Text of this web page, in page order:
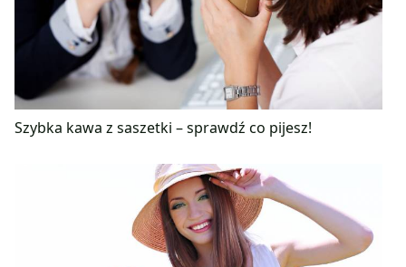
Szybka kawa z saszetki – sprawdź co pijesz!